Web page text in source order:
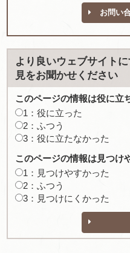
お問い
より良いウェブサイト
見をお聞かせください
このページの情報は役に立
1：役に立った
2：ふつう
3：役に立たなかった
このページの情報は見つけ
1：見つけやすかった
2：ふつう
3：見つけにくかった